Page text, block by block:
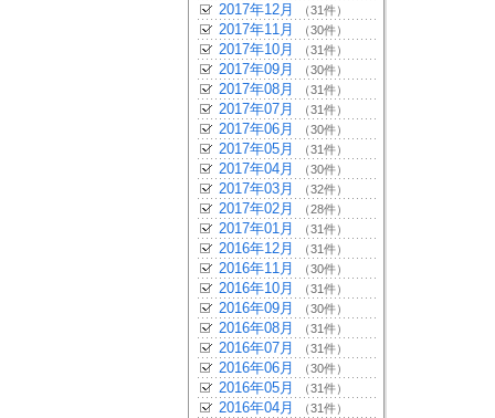
2017年12月 （31件）
2017年11月 （30件）
2017年10月 （31件）
2017年09月 （30件）
2017年08月 （31件）
2017年07月 （31件）
2017年06月 （30件）
2017年05月 （31件）
2017年04月 （30件）
2017年03月 （32件）
2017年02月 （28件）
2017年01月 （31件）
2016年12月 （31件）
2016年11月 （30件）
2016年10月 （31件）
2016年09月 （30件）
2016年08月 （31件）
2016年07月 （31件）
2016年06月 （30件）
2016年05月 （31件）
2016年04月 （31件）